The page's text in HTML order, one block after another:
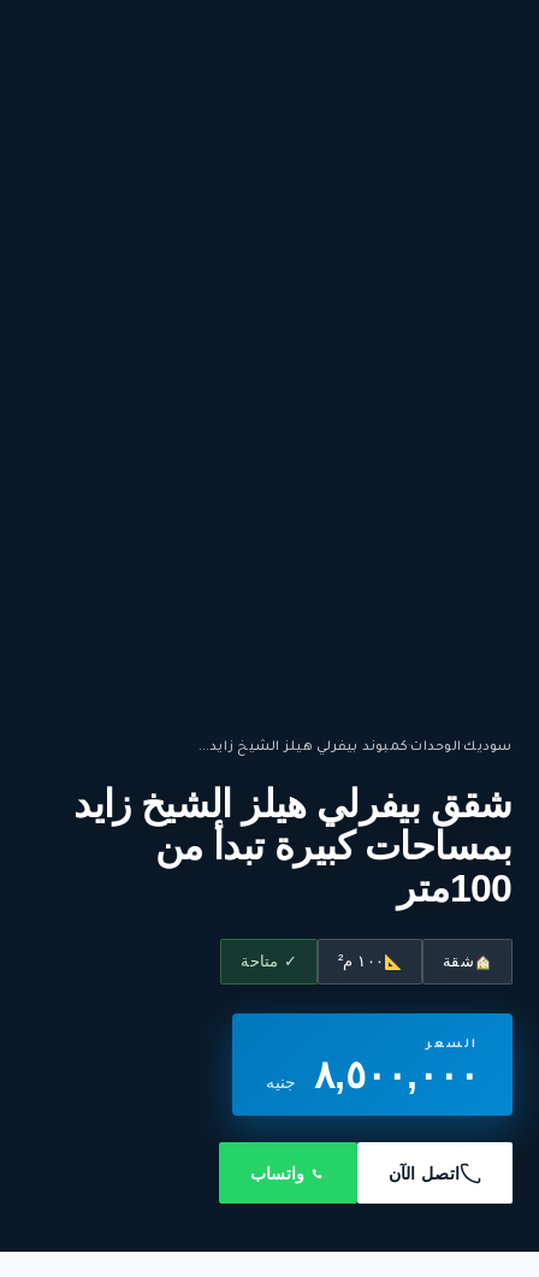
سوديك·الوحدات·كمبوند بيفرلي هيلز الشيخ زايد...
شقق بيفرلي هيلز الشيخ زايد
بمساحات كبيرة تبدأ من
100متر
شقة ١٠٠ م² ✓ متاحة
السعر
٨,٥٠٠,٠٠٠ جنيه
اتصل الآن واتساب